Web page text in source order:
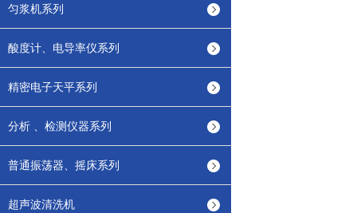
匀浆机系列
酸度计、电导率仪系列
精密电子天平系列
分析 、检测仪器系列
普通振荡器、摇床系列
超声波清洗机